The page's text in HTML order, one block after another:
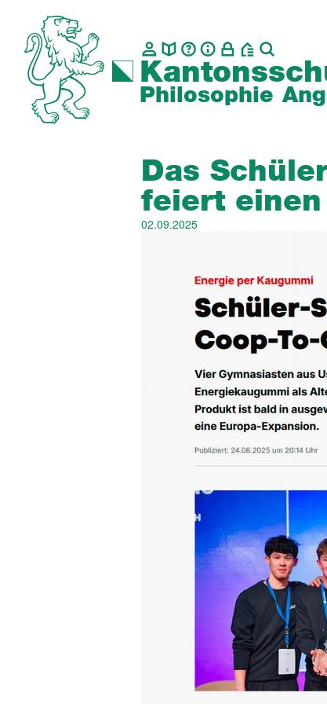
Philosophie
Das
feiert
02.09.2025